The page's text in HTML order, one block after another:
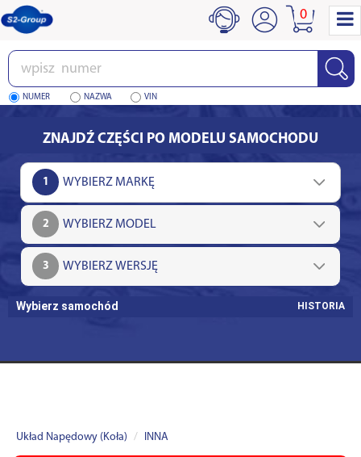
Wpisz
numer
NUMER NAZWA VIN
0
ZNAJDŹ CZĘŚCI PO MODELU SAMOCHODU
1
2
3
Wybierz samochód HISTORIA
Układ Napędowy (Koła) INNA